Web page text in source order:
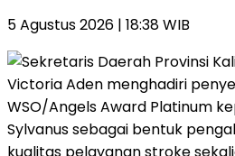
5 Agustus 2026 | 18:38 WIB